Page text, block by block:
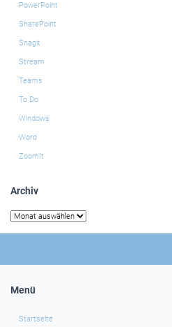
PowerPoint
SharePoint
Snagit
Stream
Teams
To Do
Windows
Word
ZoomIt
Archiv
Archiv
Menü
Startseite